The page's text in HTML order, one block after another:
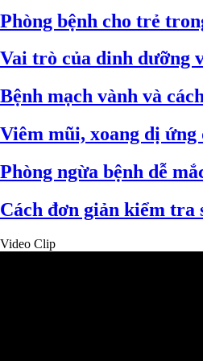
Phòng bệnh cho trẻ
Vai trò của dinh dưỡng
Bệnh mạch vành và
Viêm mũi, xoang dị
Phòng ngừa bệnh dễ
Cách đơn giản kiểm tra
Video Clip